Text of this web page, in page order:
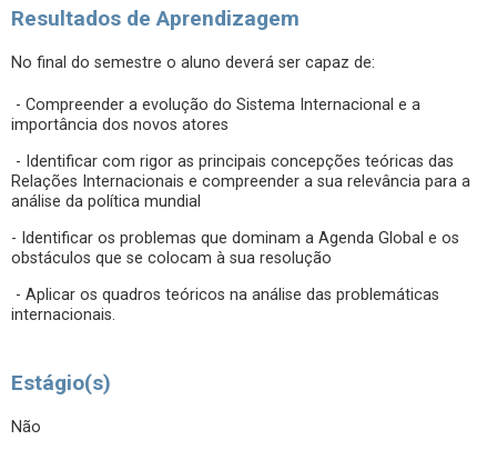
Resultados de Aprendizagem
No final do semestre o aluno deverá ser capaz de:
- Compreender a evolução do Sistema Internacional e a
importância dos novos atores
- Identificar com rigor as principais concepções teóricas das
Relações Internacionais e compreender a sua relevância para a
análise da política mundial
- Identificar os problemas que dominam a Agenda Global e os
obstáculos que se colocam à sua resolução
- Aplicar os quadros teóricos na análise das problemáticas
internacionais.
Estágio(s)
Não